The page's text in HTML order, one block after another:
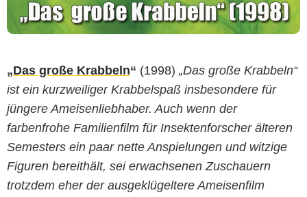
„Das große Krabbeln“ (1998) „Das große Krabbeln“
ist ein kurzweiliger Krabbelspaß insbesondere für
jüngere Ameisenliebhaber. Auch wenn der
farbenfrohe Familienfilm für Insektenforscher älteren
Semesters ein paar nette Anspielungen und witzige
Figuren bereithält, sei erwachsenen Zuschauern
trotzdem eher der ausgeklügeltere Ameisenfilm